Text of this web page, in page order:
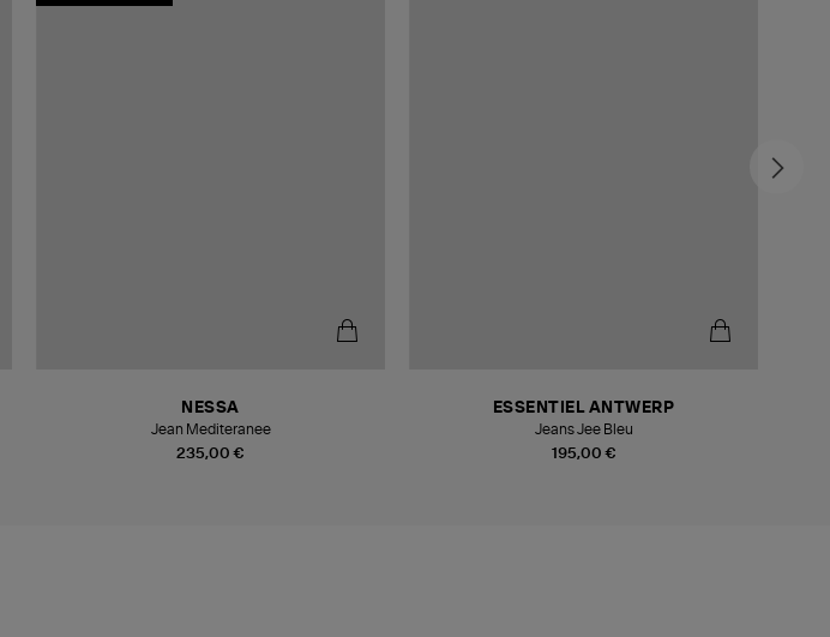
235,00 €
NESSA
Jean Mediteranee
195,00 €
ESSENTIEL ANTWERP
Jeans Jee Bleu